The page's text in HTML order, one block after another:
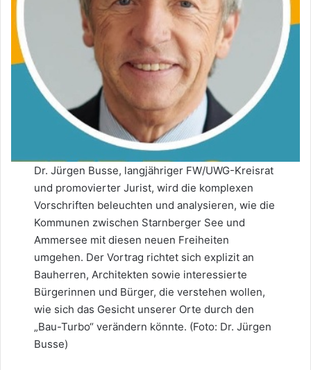
Dr. Jürgen Busse, langjähriger FW/UWG-Kreisrat
und promovierter Jurist, wird die komplexen
Vorschriften beleuchten und analysieren, wie die
Kommunen zwischen Starnberger See und
Ammersee mit diesen neuen Freiheiten
umgehen. Der Vortrag richtet sich explizit an
Bauherren, Architekten sowie interessierte
Bürgerinnen und Bürger, die verstehen wollen,
wie sich das Gesicht unserer Orte durch den
„Bau-Turbo“ verändern könnte. (Foto: Dr. Jürgen
Busse)